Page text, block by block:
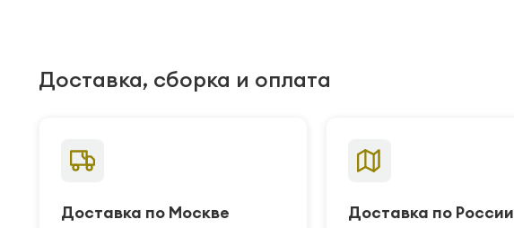
Доставка, сборка и оплата
Доставка по Москве Доставка по России